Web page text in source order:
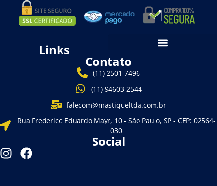
Links
Contato
(11) 2501-7496
(11) 94603-2544
falecom@mastiqueltda.com.br
Rua Frederico Eduardo Mayr, 10 - São Paulo, SP - CEP: 02564-
030
Social